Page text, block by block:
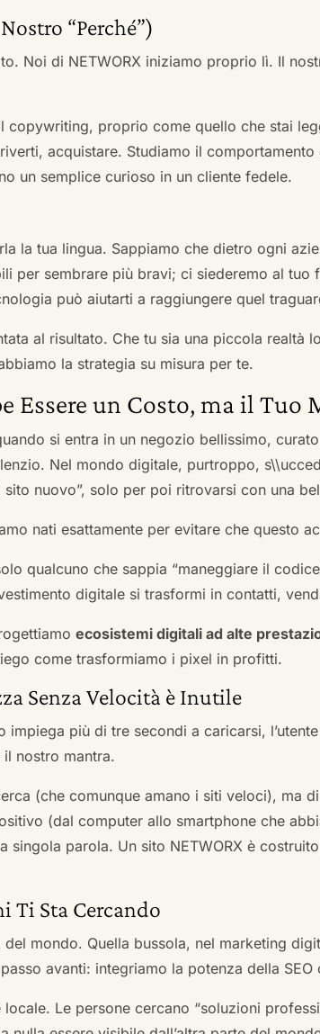
“Perché”)
Noi di NETWORX iniziamo proprio lì. Il
proprio come quello che stai
acquistare. Studiamo il
un semplice curioso in un cliente fedele.
la tua lingua. Sappiamo che dietro ogni
per sembrare più bravi; ci siederemo al
può aiutarti a raggiungere quel
al risultato. Che tu sia una piccola realtà
la strategia su misura per te.
Essere un Costo, ma il Tuo
si entra in un negozio bellissimo,
Nel mondo digitale, purtroppo,
nuovo”, solo per poi ritrovarsi con una
nati esattamente per evitare che questo
qualcuno che sappia “maneggiare il
digitale si trasformi in contatti,
ecosistemi digitali ad alte
come trasformiamo i pixel in profitti.
Senza Velocità è Inutile
più di tre secondi a caricarsi,
il nostro mantra.
(che comunque amano i siti veloci), ma
(dal computer allo smartphone che
singola parola. Un sito NETWORX è
Ti Sta Cercando
mondo. Quella bussola, nel marketing
avanti: integriamo la potenza della
Le persone cercano “soluzioni